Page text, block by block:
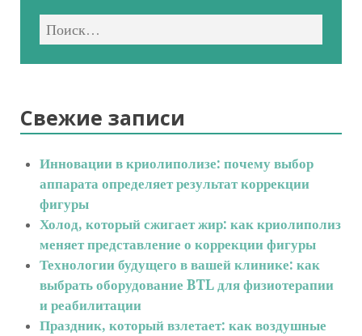
Свежие записи
Инновации в криолиполизе: почему выбор
аппарата определяет результат коррекции
фигуры
Холод, который сжигает жир: как криолиполиз
меняет представление о коррекции фигуры
Технологии будущего в вашей клинике: как
выбрать оборудование BTL для физиотерапии
и реабилитации
Праздник, который взлетает: как воздушные